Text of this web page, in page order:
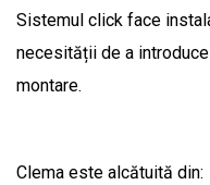
Sistemul click face
necesității de a
montare.
Clema este alcătuită din: